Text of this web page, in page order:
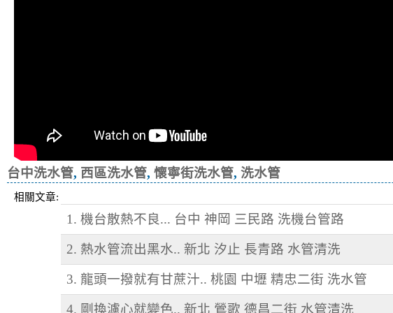
台中洗水管, 西區洗水管, 懷寧街洗水管, 洗水管
相關文章:
1. 機台散熱不良... 台中 神岡 三民路 洗機台管路
2. 熱水管流出黑水.. 新北 汐止 長青路 水管清洗
3. 龍頭一撥就有甘蔗汁.. 桃園 中壢 精忠二街 洗水管
4. 剛換濾心就變色.. 新北 鶯歌 德昌二街 水管清洗